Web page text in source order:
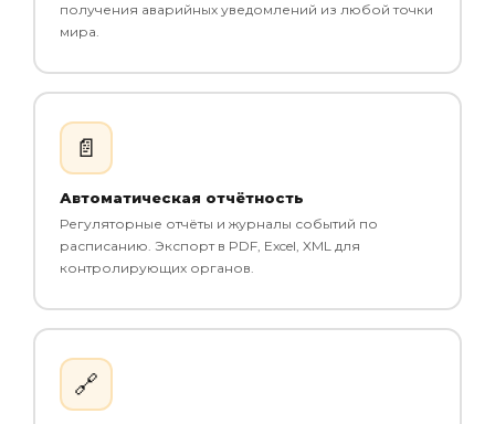
получения аварийных уведомлений из любой точки
мира.
📄
Автоматическая отчётность
Регуляторные отчёты и журналы событий по
расписанию. Экспорт в PDF, Excel, XML для
контролирующих органов.
🔗